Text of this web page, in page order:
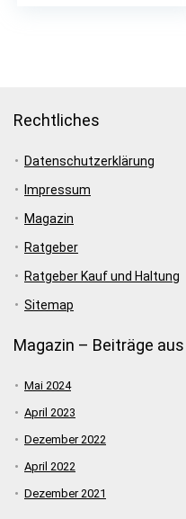
Rechtliches
Datenschutzerklärung
Impressum
Magazin
Ratgeber
Ratgeber Kauf und Haltung
Sitemap
Magazin – Beiträge aus
Mai 2024
April 2023
Dezember 2022
April 2022
Dezember 2021